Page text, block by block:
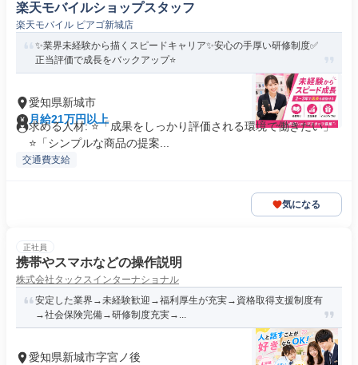
楽天モバイルショップスタッフ
楽天モバイル ピアゴ新城店
✨業界未経験から描くスピードキャリア✨安心の手厚い研修制度✅
正当評価で成長をバックアップ⭐
愛知県新城市
月給21万円以上
求める人材: ⭐「成果をしっかり評価される環境で働きたい」
⭐「シンプルな商品の提案...
交通費支給
気になる
正社員
携帯やスマホなどの操作説明
株式会社タックスインターナショナル
安定した業界→未経験歓迎→福利厚生が充実→資格取得支援制度有
→社会保険完備→研修制度充実→...
愛知県新城市字宮ノ後